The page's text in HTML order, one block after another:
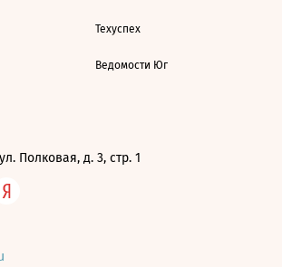
Техуспех
Ведомости Юг
Полковая, д. 3, стр. 1